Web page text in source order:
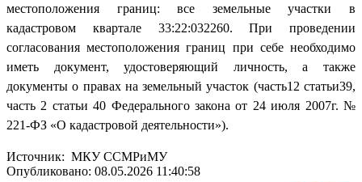
местоположения границ: все земельные участки в
кадастровом квартале 33:22:032260. При проведении
согласования местоположения границ при себе необходимо
иметь документ, удостоверяющий личность, а также
документы о правах на земельный участок (часть12 статьи39,
часть 2 статьи 40 Федерального закона от 24 июля 2007г. №
221-ФЗ «О кадастровой деятельности»).
Источник: МКУ ССМРиМУ
Опубликовано: 08.05.2026 11:40:58